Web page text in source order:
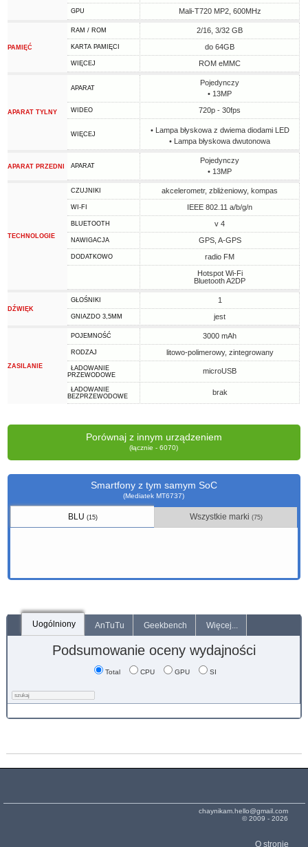
GPU Mali-T720 MP2, 600MHz
PAMIĘĆ
RAM / ROM 2/16, 3/32 GB
KARTA PAMIĘCI do 64GB
WIĘCEJ ROM eMMC
APARAT TYLNY
APARAT
Pojedynczy
• 13MP
WIDEO 720p - 30fps
WIĘCEJ
• Lampa błyskowa z dwiema diodami LED
• Lampa błyskowa dwutonowa
APARAT PRZEDNI APARAT
Pojedynczy
• 13MP
TECHNOLOGIE
CZUJNIKI akcelerometr, zbliżeniowy, kompas
WI-FI IEEE 802.11 a/b/g/n
BLUETOOTH v 4
NAWIGACJA GPS, A-GPS
DODATKOWO
radio FM
Hotspot Wi-Fi
Bluetooth A2DP
DŹWIĘK
GŁOŚNIKI 1
GNIAZDO 3,5MM jest
ZASILANIE
POJEMNOŚĆ 3000 mAh
RODZAJ litowo-polimerowy, zintegrowany
ŁADOWANIE
PRZEWODOWE
microUSB
ŁADOWANIE
BEZPRZEWODOWE
brak
Porównaj z innym urządzeniem
(łącznie - 6070)
Smartfony z tym samym SoC
(Mediatek MT6737)
BLU (15) Wszystkie marki (75)
Uogólniony AnTuTu Geekbench Więcej...
Podsumowanie oceny wydajności
Total CPU GPU SI
chaynikam.hello@gmail.com
© 2009 - 2026
O stronie